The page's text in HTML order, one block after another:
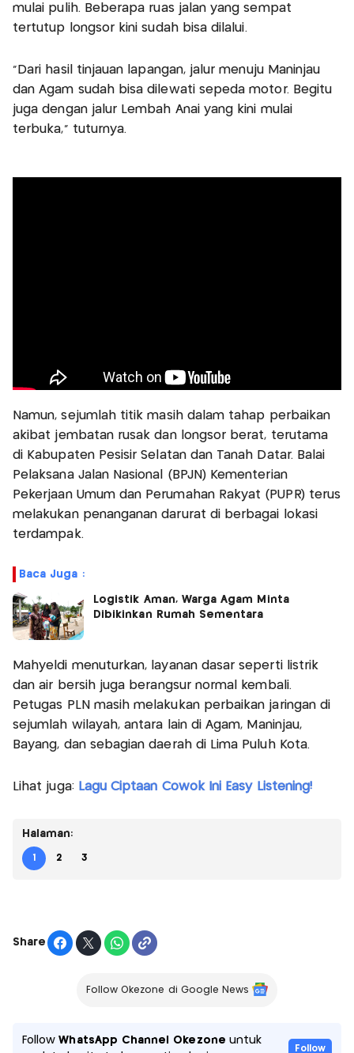
mulai pulih. Beberapa ruas jalan yang sempat
tertutup longsor kini sudah bisa dilalui.
“Dari hasil tinjauan lapangan, jalur menuju Maninjau
dan Agam sudah bisa dilewati sepeda motor. Begitu
juga dengan jalur Lembah Anai yang kini mulai
terbuka,” tuturnya.
Namun, sejumlah titik masih dalam tahap perbaikan
akibat jembatan rusak dan longsor berat, terutama
di Kabupaten Pesisir Selatan dan Tanah Datar. Balai
Pelaksana Jalan Nasional (BPJN) Kementerian
Pekerjaan Umum dan Perumahan Rakyat (PUPR) terus
melakukan penanganan darurat di berbagai lokasi
terdampak.
Baca Juga :
Logistik Aman, Warga Agam Minta
Dibikinkan Rumah Sementara
Mahyeldi menuturkan, layanan dasar seperti listrik
dan air bersih juga berangsur normal kembali.
Petugas PLN masih melakukan perbaikan jaringan di
sejumlah wilayah, antara lain di Agam, Maninjau,
Bayang, dan sebagian daerah di Lima Puluh Kota.
Lihat juga: Lagu Ciptaan Cowok Ini Easy Listening!
Halaman:
1 2 3
Share
Follow Okezone di Google News
FollowWhatsApp Channel Okezone untuk
Follow